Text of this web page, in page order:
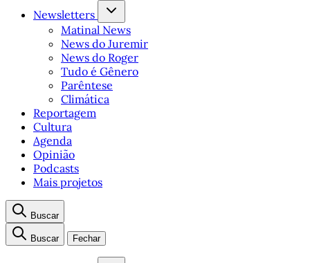
Newsletters
Matinal News
News do Juremir
News do Roger
Tudo é Gênero
Parêntese
Climática
Reportagem
Cultura
Agenda
Opinião
Podcasts
Mais projetos
Buscar
Buscar Fechar